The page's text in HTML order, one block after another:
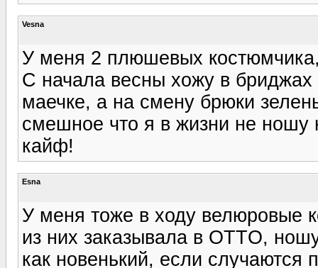
Vesna
У меня 2 плюшевых
С начала весны хожу в бриджах
маечке, а на смену брюки
смешное что я в жизни не ношу
кайф!
Esna
У меня тоже в ходу велюровые
из них заказывала в OTTO,
как новенький, если случаются